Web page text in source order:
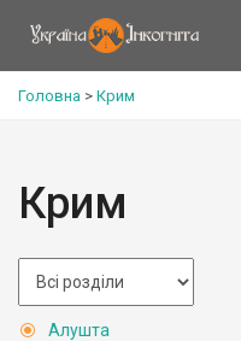
Головна > Крим
Крим
Алушта